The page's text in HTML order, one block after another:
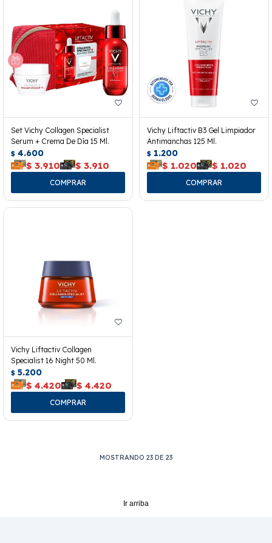
Set Vichy Collagen Specialist
Serum + Crema De Día 15 Ml.
$ 4.600
$ 3.910 $ 3.910
Vichy Liftactiv B3 Gel Limpiador
Antimanchas 125 Ml.
$ 1.200
$ 1.020 $ 1.020
Vichy Liftactiv Collagen
Specialist 16 Night 50 Ml.
$ 5.200
$ 4.420 $ 4.420
MOSTRANDO 23 DE 23
Ir arriba